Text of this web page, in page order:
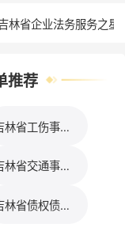
林省企业法务服务之星
推荐
吉林省工伤事故律师排行榜
吉林省交通事故律师排行榜
吉林省债权债务律师排行榜